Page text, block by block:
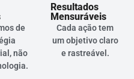
de
não
Resultados
Mensuráveis
Cada ação tem
um objetivo claro
e rastreável.